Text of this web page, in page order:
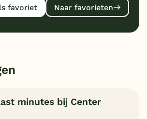
favoriet Naar favorieten
minutes bij Center